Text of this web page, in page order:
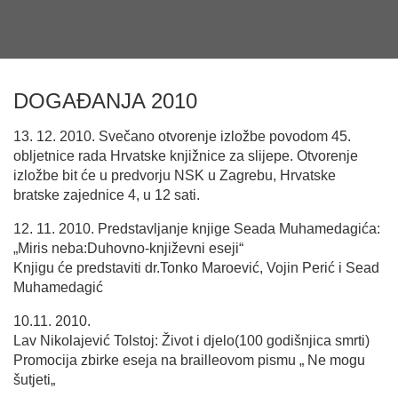
DOGAĐANJA 2010
13. 12. 2010. Svečano otvorenje izložbe povodom 45.
obljetnice rada Hrvatske knjižnice za slijepe. Otvorenje
izložbe bit će u predvorju NSK u Zagrebu, Hrvatske
bratske zajednice 4, u 12 sati.
12. 11. 2010. Predstavljanje knjige Seada Muhamedagića:
„Miris neba:Duhovno-književni eseji“
Knjigu će predstaviti dr.Tonko Maroević, Vojin Perić i Sead
Muhamedagić
10.11. 2010.
Lav Nikolajević Tolstoj: Život i djelo(100 godišnjica smrti)
Promocija zbirke eseja na brailleovom pismu „ Ne mogu
šutjeti„